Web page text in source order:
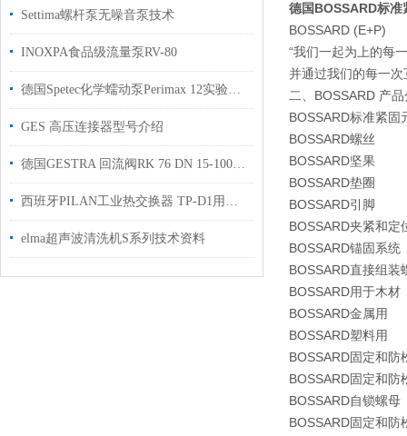
Settima螺杆泵无噪音泵技术
INOXPA食品级流量泵RV-80
德国Spetec化学蠕动泵Perimax 12实验室输送连续流体
GES 高压连接器型号介绍
德国GESTRA 回流阀RK 76 DN 15-100用于管道内流体回流原厂供货
西班牙PILAN工业热交换器 TP-D1用于采矿和地下作业上使用
elma超声波清洗机S系列技术资料
德国BOSSARD标
BOSSARD (E+P)
“我们一起为上的每
并通过我们的每一
二、BOSSARD 产
BOSSARD标准紧固
BOSSARD螺丝
BOSSARD坚果
BOSSARD垫圈
BOSSARD引脚
BOSSARD夹紧和定
BOSSARD锚固系统
BOSSARD直接组装
BOSSARD用于木材
BOSSARD金属用
BOSSARD塑料用
BOSSARD固定和防
BOSSARD固定和防
BOSSARD自锁螺母
BOSSARD固定和防